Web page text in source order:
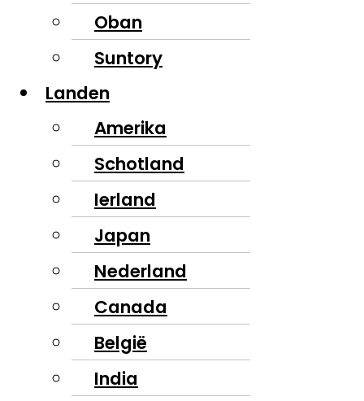
Oban
Suntory
Landen
Amerika
Schotland
Ierland
Japan
Nederland
Canada
België
India